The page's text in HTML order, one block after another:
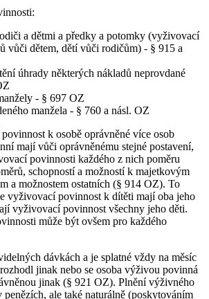
a dětmi a předky a potomky (vyživovací
vůči dětem, dětí vůči rodičům) - § 915 a
úhrady některých nákladů neprovdané
- § 697 OZ
manžela - § 760 a násl. OZ
k osobě oprávněné více osob
mají vůči oprávněnému stejné postavení,
povinnosti každého z nich poměru
schopností a možností k majetkovým
a možnostem ostatních (§ 914 OZ). To
vyživovací povinnost k dítěti mají oba jeho
vyživovací povinnost všechny jeho děti.
může být ovšem pro každého
dávkách a je splatné vždy na měsíc
jinak nebo se osoba výživou povinná
jinak (§ 921 OZ). Plnění výživného
ale také naturálně (poskytováním